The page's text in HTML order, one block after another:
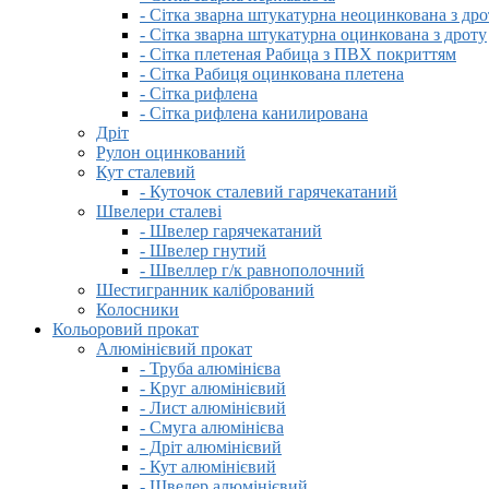
- Сітка зварна штукатурна неоцинкована з
- Сітка зварна штукатурна оцинкована з дроту
- Сітка плетеная Рабица з ПВХ покриттям
- Сітка Рабиця оцинкована плетена
- Сітка рифлена
- Сітка рифлена канилирована
Дріт
Рулон оцинкований
Кут сталевий
- Куточок сталевий гарячекатаний
Швелери сталеві
- Швелер гарячекатаний
- Швелер гнутий
- Швеллер г/к равнополочний
Шестигранник калібрований
Колосники
Кольоровий прокат
Алюмінієвий прокат
- Труба алюмінієва
- Круг алюмінієвий
- Лист алюмінієвий
- Смуга алюмінієва
- Дріт алюмінієвий
- Кут алюмінієвий